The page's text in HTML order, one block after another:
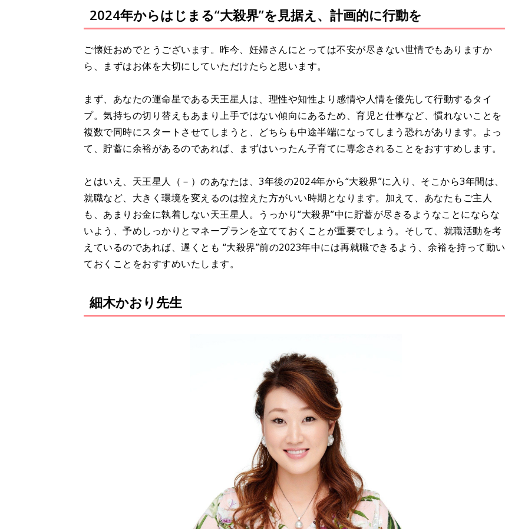
2024年からはじまる“大殺界”を見据え、計画的に行動を
ご懐妊おめでとうございます。昨今、妊婦さんにとっては不安が尽きない世情でもありますか
ら、まずはお体を大切にしていただけたらと思います。
まず、あなたの運命星である天王星人は、理性や知性より感情や人情を優先して行動するタイ
プ。気持ちの切り替えもあまり上手ではない傾向にあるため、育児と仕事など、慣れないことを
複数で同時にスタートさせてしまうと、どちらも中途半端になってしまう恐れがあります。よっ
て、貯蓄に余裕があるのであれば、まずはいったん子育てに専念されることをおすすめします。
とはいえ、天王星人（－）のあなたは、3年後の2024年から“大殺界”に入り、そこから3年間は、
就職など、大きく環境を変えるのは控えた方がいい時期となります。加えて、あなたもご主人
も、あまりお金に執着しない天王星人。うっかり“大殺界”中に貯蓄が尽きるようなことにならな
いよう、予めしっかりとマネープランを立てておくことが重要でしょう。そして、就職活動を考
えているのであれば、遅くとも “大殺界”前の2023年中には再就職できるよう、余裕を持って動い
ておくことをおすすめいたします。
細木かおり先生